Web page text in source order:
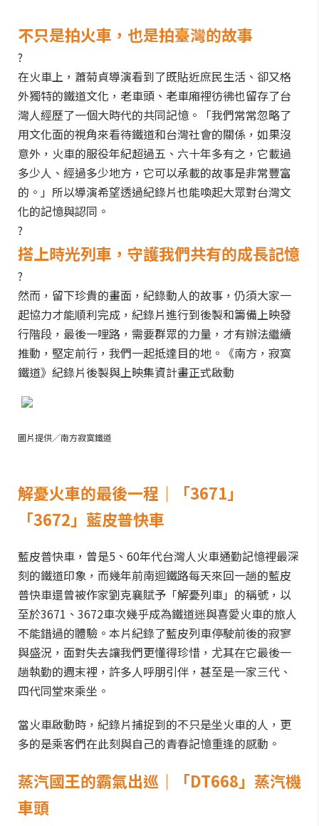
不只是拍火車，也是拍臺灣的故事
?
在火車上，蕭菊貞導演看到了既貼近庶民生活、卻又格
外獨特的鐵道文化，老車頭、老車廂裡彷彿也留存了台
灣人經歷了一個大時代的共同記憶。「我們常常忽略了
用文化面的視角來看待鐵道和台灣社會的關係，如果沒
意外，火車的服役年紀超過五、六十年多有之，它載過
多少人、經過多少地方，它可以承載的故事是非常豐富
的。」所以導演希望透過紀錄片也能喚起大眾對台灣文
化的記憶與認同。
?
搭上時光列車，守護我們共有的成長記憶
?
然而，留下珍貴的畫面，紀錄動人的故事，仍須大家一
起協力才能順利完成，紀錄片進行到後製和籌備上映發
行階段，最後一哩路，需要群眾的力量，才有辦法繼續
推動，堅定前行，我們一起抵達目的地。《南方，寂寞
鐵道》紀錄片後製與上映集資計畫正式啟動
圖片提供／南方寂寞鐵道
解憂火車的最後一程｜「3671」
「3672」藍皮普快車
藍皮普快車，曾是5、60年代台灣人火車通勤記憶裡最深
刻的鐵道印象，而幾年前南迴鐵路每天來回一趟的藍皮
普快車還曾被作家劉克襄賦予「解憂列車」的稱號，以
至於3671、3672車次幾乎成為鐵道迷與喜愛火車的旅人
不能錯過的體驗。本片紀錄了藍皮列車停駛前後的寂寥
與盛況，面對失去讓我們更懂得珍惜，尤其在它最後一
趟執勤的週末裡，許多人呼朋引伴，甚至是一家三代、
四代同堂來乘坐。
當火車啟動時，紀錄片捕捉到的不只是坐火車的人，更
多的是乘客們在此刻與自己的青春記憶重逢的感動。
蒸汽國王的霸氣出巡｜「DT668」蒸汽機
車頭